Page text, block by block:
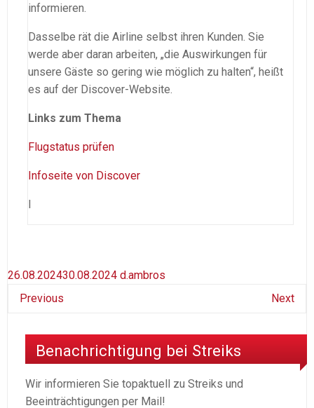
informieren.
Dasselbe rät die Airline selbst ihren Kunden. Sie
werde aber daran arbeiten, „die Auswirkungen für
unsere Gäste so gering wie möglich zu halten“, heißt
es auf der Discover-Website.
Links zum Thema
Flugstatus prüfen
Infoseite von Discover
I
26.08.202430.08.2024 d.ambros
Previous
Next
Benachrichtigung bei Streiks
Wir informieren Sie topaktuell zu Streiks und
Beeinträchtigungen per Mail!